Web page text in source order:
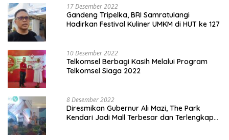
17 Desember 2022
Gandeng Tripelka, BRI Samratulangi
Hadirkan Festival Kuliner UMKM di HUT ke 127
10 Desember 2022
Telkomsel Berbagi Kasih Melalui Program
Telkomsel Siaga 2022
8 Desember 2022
Diresmikan Gubernur Ali Mazi, The Park
Kendari Jadi Mall Terbesar dan Terlengkap